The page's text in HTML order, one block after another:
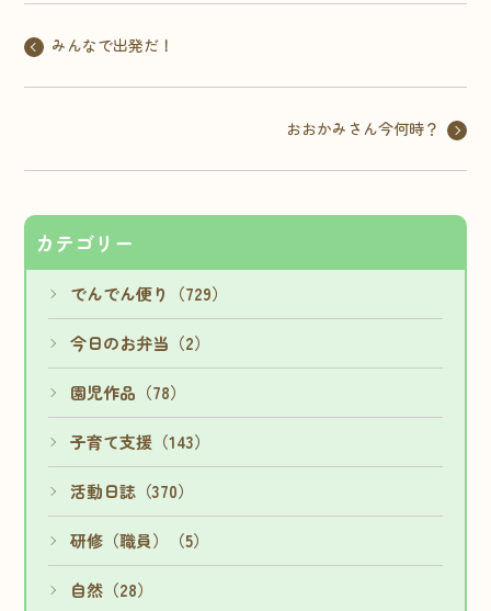
みんなで出発だ！
おおかみさん今何時？
カテゴリー
でんでん便り（729）
今日のお弁当（2）
園児作品（78）
子育て支援（143）
活動日誌（370）
研修（職員）（5）
自然（28）